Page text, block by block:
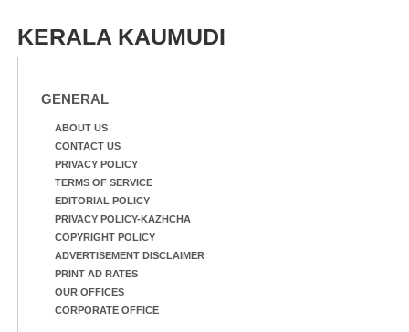
KERALA KAUMUDI
GENERAL
ABOUT US
CONTACT US
PRIVACY POLICY
TERMS OF SERVICE
EDITORIAL POLICY
PRIVACY POLICY-KAZHCHA
COPYRIGHT POLICY
ADVERTISEMENT DISCLAIMER
PRINT AD RATES
OUR OFFICES
CORPORATE OFFICE